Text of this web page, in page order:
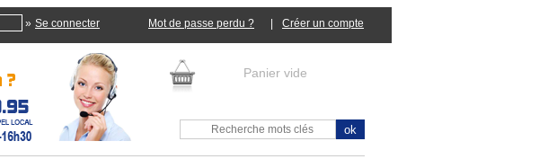
» Mot de passe perdu ?
Panier vide